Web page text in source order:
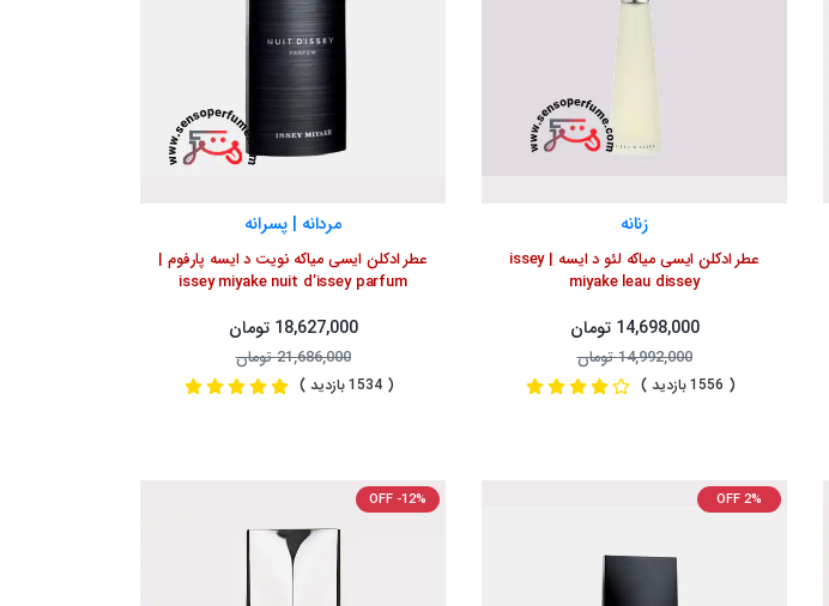
زنانه
عطر ادکلن ایسی میاکه لئو د ایسه | issey
miyake leau dissey
14,698,000 تومان
14,992,000 تومان
( 1556 بازدید )
مردانه | پسرانه
عطر ادکلن ایسی میاکه نویت د ایسه پارفوم |
issey miyake nuit d’issey parfum
18,627,000 تومان
21,686,000 تومان
( 1534 بازدید )
OFF 2%
OFF -12%